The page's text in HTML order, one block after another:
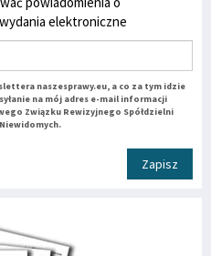
elektroniczne
naszesprawy.eu, a co za tym idzie
na mój adres e-mail informacji
Związku Rewizyjnego Spółdzielni
Zapisz